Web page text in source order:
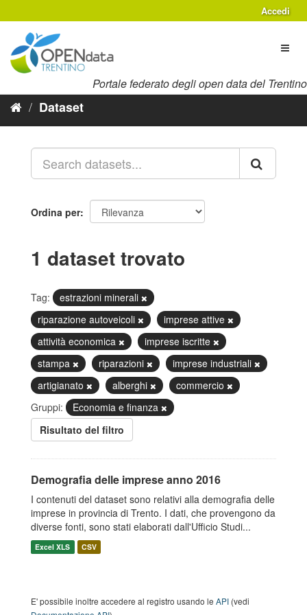
al
contenuto
Accedi
Portale federato degli open data del Trentino
Dataset
Ordina per
1 dataset trovato
Tag:
estrazioni minerali
riparazione autoveicoli
imprese attive
attività economica
imprese iscritte
stampa
riparazioni
imprese industriali
artigianato
alberghi
commercio
Gruppi:
Economia e finanza
Risultato del filtro
Demografia delle imprese anno 2016
I contenuti del dataset sono relativi alla demografia delle
imprese in provincia di Trento. I dati, che provengono da
diverse fonti, sono stati elaborati dall'Ufficio Studi...
Excel XLS CSV
E' possibile inoltre accedere al registro usando le API (vedi